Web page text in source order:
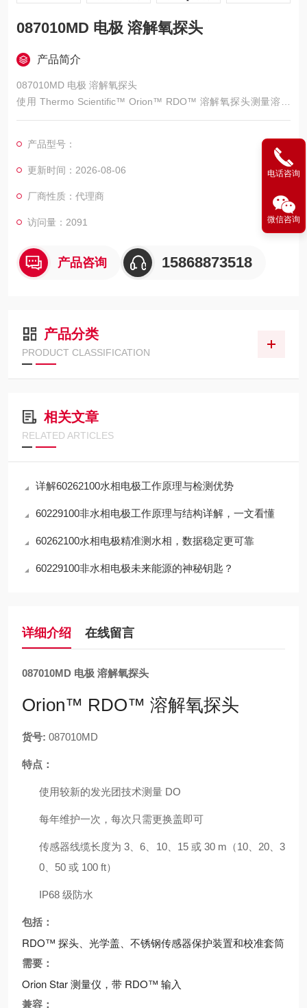
087010MD 电极 溶解氧探头
产品简介
087010MD 电极 溶解氧探头
使用 Thermo Scientific™ Orion™ RDO™ 溶解氧探头测量溶解
氧水平，无需更换电极膜。此款 Rugged Dissolved Oxygen (RD
产品型号：
更新时间：2026-08-06
厂商性质：代理商
访问量：2091
产品咨询 15868873518
产品分类
PRODUCT CLASSIFICATION
相关文章
RELATED ARTICLES
详解60262100水相电极工作原理与检测优势
60229100非水相电极工作原理与结构详解，一文看懂
60262100水相电极精准测水相，数据稳定更可靠
60229100非水相电极未来能源的神秘钥匙？
详细介绍 在线留言
087010MD 电极 溶解氧探头
Orion™ RDO™ 溶解氧探头
货号: 087010MD
特点：
使用较新的发光团技术测量 DO
每年维护一次，每次只需更换盖即可
传感器线缆长度为 3、6、10、15 或 30 m（10、20、3
0、50 或 100 ft）
IP68 级防水
包括：
RDO™ 探头、光学盖、不锈钢传感器保护装置和校准套筒
需要：
Orion Star 测量仪，带 RDO™ 输入
兼容：
电话咨询
微信咨询